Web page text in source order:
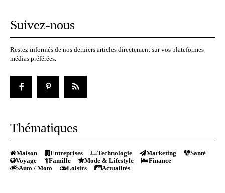
Suivez-nous
Restez informés de nos derniers articles directement sur vos plateformes
médias préférées.
Thématiques
Maison Entreprises Technologie Marketing
Santé
Voyage
Famille Mode & Lifestyle
Finance
Auto / Moto
Loisirs Actualités